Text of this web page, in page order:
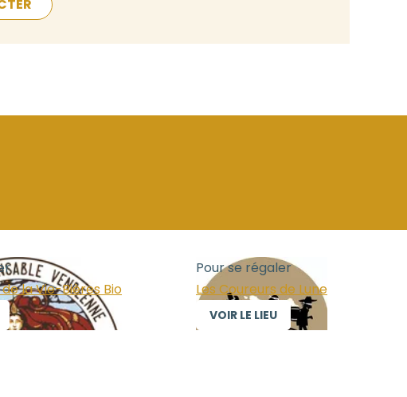
la Vie-Bières Bio
Pour se régaler
Les Coureurs de Lune
VOIR LE LIEU